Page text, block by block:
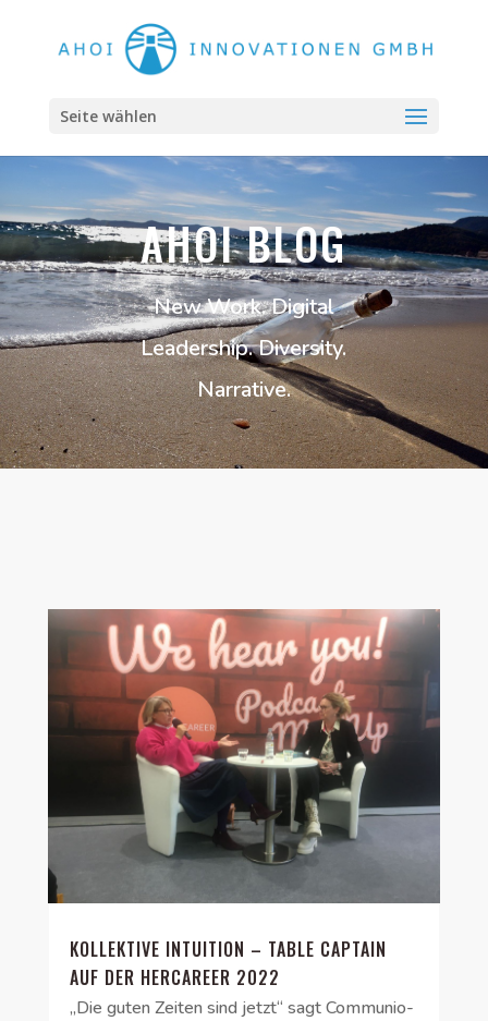
Seite wählen
AHOI BLOG
New Work. Digital
Leadership. Diversity.
Narrative.
KOLLEKTIVE INTUITION – TABLE CAPTAIN
AUF DER HERCAREER 2022
„Die guten Zeiten sind jetzt“ sagt Communio-